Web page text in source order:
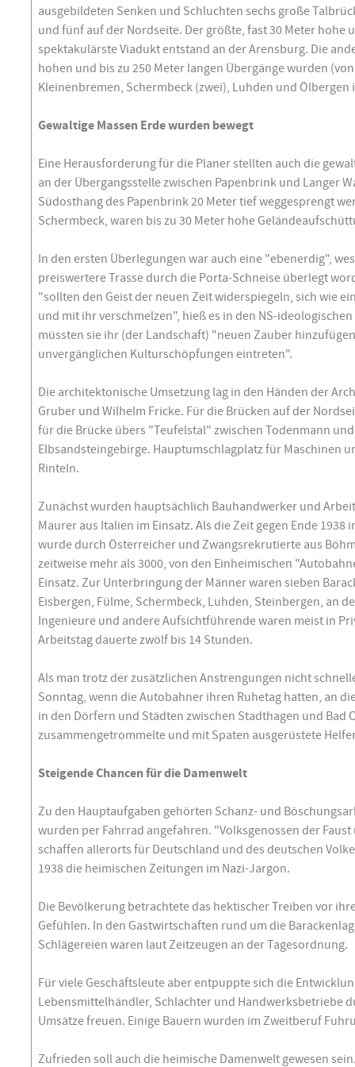
ausgebildeten Senken und Schluchten sechs große
und fünf auf der Nordseite. Der größte, fast 30 Meter hohe
spektakulärste Viadukt entstand an der Arensburg. Die
hohen und bis zu 250 Meter langen Übergänge wurden
Kleinenbremen, Schermbeck (zwei), Luhden und Ölbergen
Gewaltige Massen Erde wurden bewegt
Eine Herausforderung für die Planer stellten auch die
an der Übergangsstelle zwischen Papenbrink und Langer
Südosthang des Papenbrink 20 Meter tief weggesprengt
Schermbeck, waren bis zu 30 Meter hohe
In den ersten Überlegungen war auch eine "ebenerdig",
preiswertere Trasse durch die Porta-Schneise überlegt
"sollten den Geist der neuen Zeit widerspiegeln, sich wie
und mit ihr verschmelzen", hieß es in den NS-
müssten sie ihr (der Landschaft) "neuen Zauber
unvergänglichen Kulturschöpfungen eintreten".
Die architektonische Umsetzung lag in den Händen der
Gruber und Wilhelm Fricke. Für die Brücken auf der
für die Brücke übers "Teufelstal" zwischen Todenmann
Elbsandsteingebirge. Hauptumschlagplatz für Maschinen
Rinteln.
Zunächst wurden hauptsächlich Bauhandwerker und
Maurer aus Italien im Einsatz. Als die Zeit gegen Ende
wurde durch Österreicher und Zwangsrekrutierte aus
zeitweise mehr als 3000, von den Einheimischen
Einsatz. Zur Unterbringung der Männer waren sieben
Eisbergen, Fülme, Schermbeck, Luhden, Steinbergen, an
Ingenieure und andere Aufsichtführende waren meist in
Arbeitstag dauerte zwölf bis 14 Stunden.
Als man trotz der zusätzlichen Anstrengungen nicht
Sonntag, wenn die Autobahner ihren Ruhetag hatten, an
in den Dörfern und Städten zwischen Stadthagen und Bad
zusammengetrommelte und mit Spaten ausgerüstete
Steigende Chancen für die Damenwelt
Zu den Hauptaufgaben gehörten Schanz- und
wurden per Fahrrad angefahren. "Volksgenossen der
schaffen allerorts für Deutschland und des deutschen
1938 die heimischen Zeitungen im Nazi-Jargon.
Die Bevölkerung betrachtete das hektischer Treiben vor
Gefühlen. In den Gastwirtschaften rund um die
Schlägereien waren laut Zeitzeugen an der Tagesordnung.
Für viele Geschäftsleute aber entpuppte sich die
Lebensmittelhändler, Schlachter und Handwerksbetriebe
Umsätze freuen. Einige Bauern wurden im Zweitberuf
Zufrieden soll auch die heimische Damenwelt gewesen